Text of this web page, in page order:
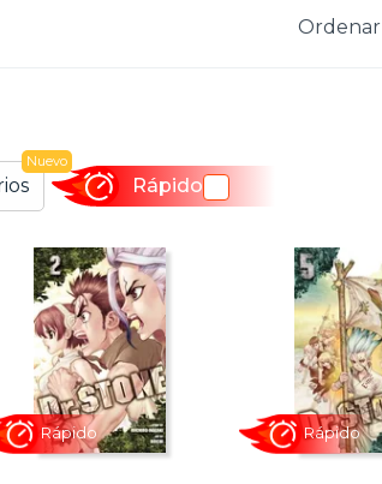
de mejor manga shōnen,
Nuevo
Rápido